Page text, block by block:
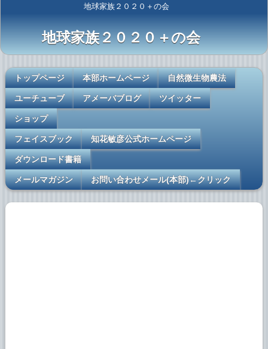
地球家族２０２０＋の会
地球家族２０２０＋の会
トップページ 本部ホームページ 自然微生物農法
ユーチューブ アメーバブログ ツイッター
ショップ
フェイスブック 知花敏彦公式ホームページ
ダウンロード書籍
メールマガジン お問い合わせメール(本部)←クリック